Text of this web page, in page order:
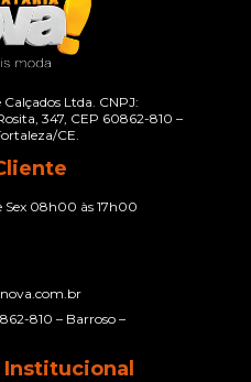
Ltda. CNPJ:
347, CEP 60862-810 –
CE.
Sex 08h00 às 17h00
810 – Barroso –
Institucional